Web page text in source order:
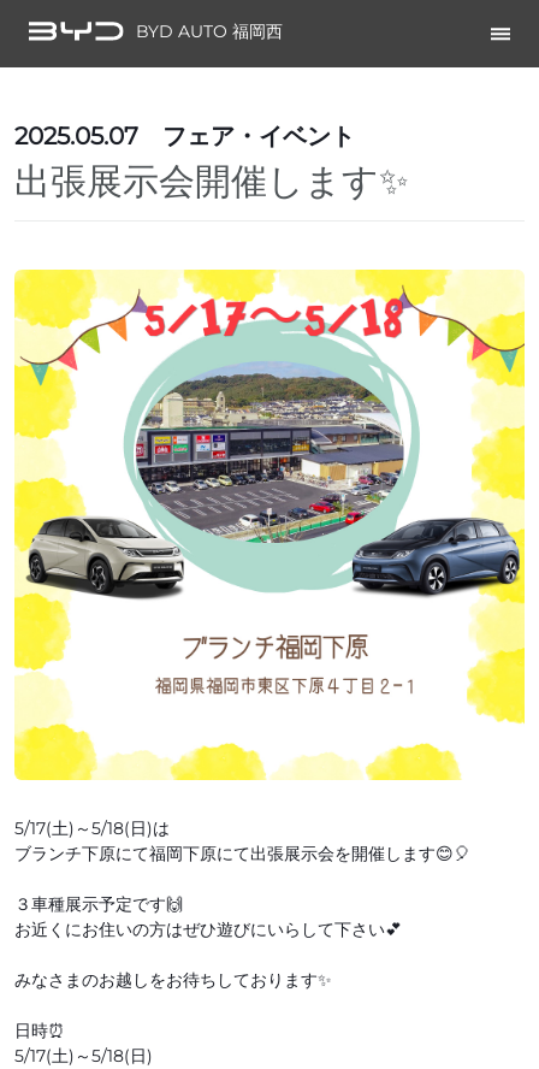
BYD AUTO 福岡西
2025.05.07 フェア・イベント
出張展示会開催します✨
5/17(土)～5/18(日)は
ブランチ下原にて福岡下原にて出張展示会を開催します😊🎈
３車種展示予定です🙌
お近くにお住いの方はぜひ遊びにいらして下さい💕
みなさまのお越しをお待ちしております✨
日時⏰
5/17(土)～5/18(日)